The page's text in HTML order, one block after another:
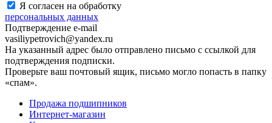
Я согласен на обработку
персональных данных
Подтверждение e-mail
vasiliypetrovich@yandex.ru
На указанный адрес было отправлено письмо с ссылкой для
подтверждения подписки.
Проверьте ваш почтовый ящик, письмо могло попасть в папку
«спам».
Продажа подшипников
Интернет-магазин